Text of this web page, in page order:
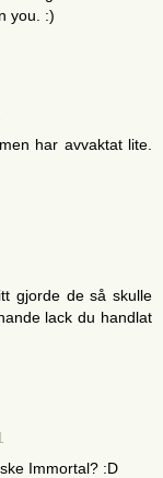
you. :)
har avvaktat lite.
gjorde de så skulle
lack du handlat
Immortal? :D